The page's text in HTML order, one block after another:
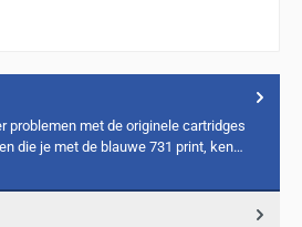
problemen met de originele cartridges
die je met de blauwe 731 print, ken…